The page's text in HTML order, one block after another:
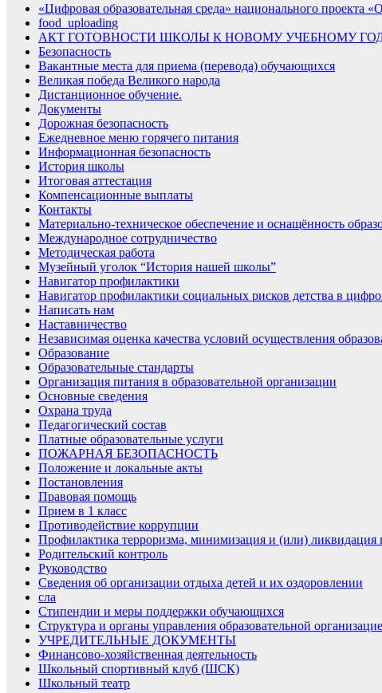
«Цифровая образовательная среда» национального проекта
food_uploading
АКТ ГОТОВНОСТИ ШКОЛЫ К НОВОМУ УЧЕБНОМУ
Безопасность
Вакантные места для приема (перевода) обучающихся
Великая победа Великого народа
Дистанционное обучение.
Документы
Дорожная безопасность
Ежедневное меню горячего питания
Информационная безопасность
История школы
Итоговая аттестация
Компенсационные выплаты
Контакты
Материально-техническое обеспечение и оснащённость
Международное сотрудничество
Методическая работа
Музейный уголок “История нашей школы”
Навигатор профилактики
Навигатор профилактики социальных рисков детства в
Написать нам
Наставничество
Независимая оценка качества условий осуществления
Образование
Образовательные стандарты
Организация питания в образовательной организации
Основные сведения
Охрана труда
Педагогический состав
Платные образовательные услуги
ПОЖАРНАЯ БЕЗОПАСНОСТЬ
Положение и локальные акты
Постановления
Правовая помощь
Прием в 1 класс
Противодействие коррупции
Профилактика терроризма, минимизация и (или) ликвидация
Родительский контроль
Руководство
Сведения об организации отдыха детей и их оздоровлении
сла
Стипендии и меры поддержки обучающихся
Структура и органы управления образовательной
УЧРЕДИТЕЛЬНЫЕ ДОКУМЕНТЫ
Финансово-хозяйственная деятельность
Школьный спортивный клуб (ШСК)
Школьный театр